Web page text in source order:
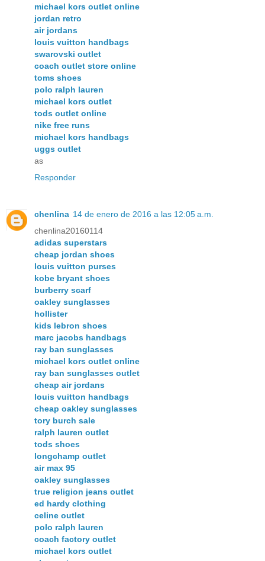
michael kors outlet online
jordan retro
air jordans
louis vuitton handbags
swarovski outlet
coach outlet store online
toms shoes
polo ralph lauren
michael kors outlet
tods outlet online
nike free runs
michael kors handbags
uggs outlet
as
Responder
chenlina 14 de enero de 2016 a las 12:05 a.m.
chenlina20160114
adidas superstars
cheap jordan shoes
louis vuitton purses
kobe bryant shoes
burberry scarf
oakley sunglasses
hollister
kids lebron shoes
marc jacobs handbags
ray ban sunglasses
michael kors outlet online
ray ban sunglasses outlet
cheap air jordans
louis vuitton handbags
cheap oakley sunglasses
tory burch sale
ralph lauren outlet
tods shoes
longchamp outlet
air max 95
oakley sunglasses
true religion jeans outlet
ed hardy clothing
celine outlet
polo ralph lauren
coach factory outlet
michael kors outlet